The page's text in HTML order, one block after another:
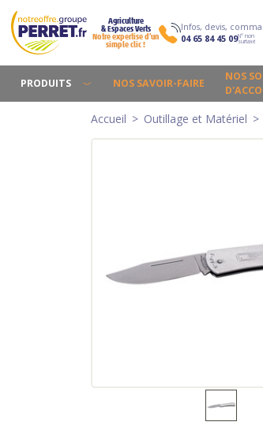
Agriculture
& Espaces Verts
Notre expertise d’un
simple clic !
Infos, devis,
04 65 84 45 09N° non
surtaxé
PRODUITS NOS SAVOIR-FAIRE
NOS
Accueil Outillage et Matériel